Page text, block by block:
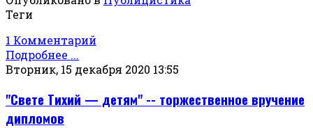
Теги
1 Комментарий
Подробнее ...
Вторник, 15 декабря 2020 13:55
"Свете Тихий — детям" -- торжественное вручение
дипломов